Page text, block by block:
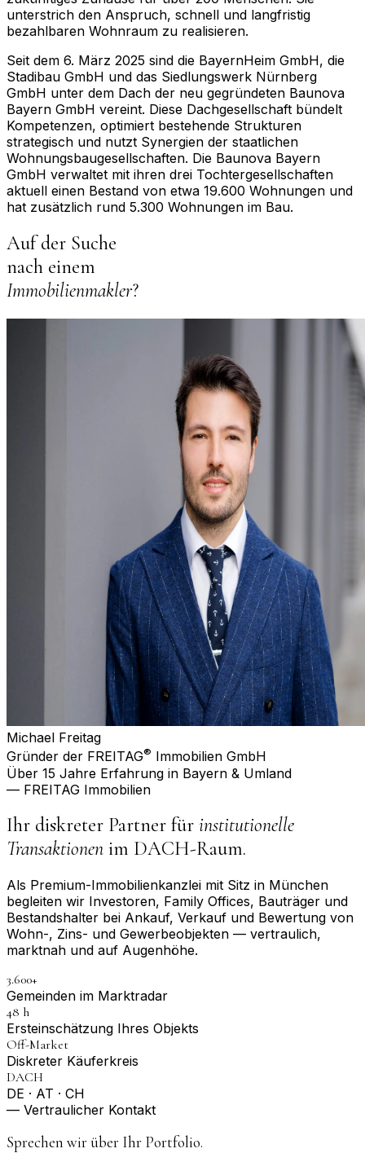
unterstrich den Anspruch, schnell und langfristig
bezahlbaren Wohnraum zu realisieren.
Seit dem 6. März 2025 sind die BayernHeim GmbH, die
Stadibau GmbH und das Siedlungswerk Nürnberg
GmbH unter dem Dach der neu gegründeten Baunova
Bayern GmbH vereint. Diese Dachgesellschaft bündelt
Kompetenzen, optimiert bestehende Strukturen
strategisch und nutzt Synergien der staatlichen
Wohnungsbaugesellschaften. Die Baunova Bayern
GmbH verwaltet mit ihren drei Tochtergesellschaften
aktuell einen Bestand von etwa 19.600 Wohnungen und
hat zusätzlich rund 5.300 Wohnungen im Bau.
Auf der Suche
nach einem
Immobilienmakler?
Michael Freitag
Gründer der FREITAG® Immobilien GmbH
Über 15 Jahre Erfahrung in Bayern & Umland
— FREITAG Immobilien
Ihr diskreter Partner für institutionelle
Transaktionen im DACH-Raum.
Als Premium-Immobilienkanzlei mit Sitz in München
begleiten wir Investoren, Family Offices, Bauträger und
Bestandshalter bei Ankauf, Verkauf und Bewertung von
Wohn-, Zins- und Gewerbeobjekten — vertraulich,
marktnah und auf Augenhöhe.
3.600+
Gemeinden im Marktradar
48 h
Erst­einschätzung Ihres Objekts
Off-Market
Diskreter Käuferkreis
DACH
DE · AT · CH
— Vertraulicher Kontakt
Sprechen wir über Ihr Portfolio.